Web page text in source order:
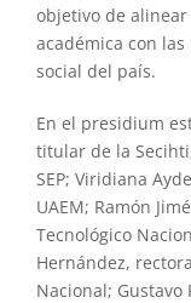
objetivo de
académica con
social del país.
En el presidium
titular de la
SEP; Viridiana
UAEM; Ramón
Tecnológico
Hernández,
Nacional; Gustavo